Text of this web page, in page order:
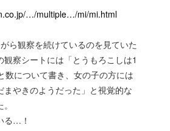
…/multiple…/mi/mi.html
ら観察を続けているのを見ていた
観察シートには「とうもろこしは1
数について書き、女の子の方には
まやきのようだった」と視覚的な
る…！